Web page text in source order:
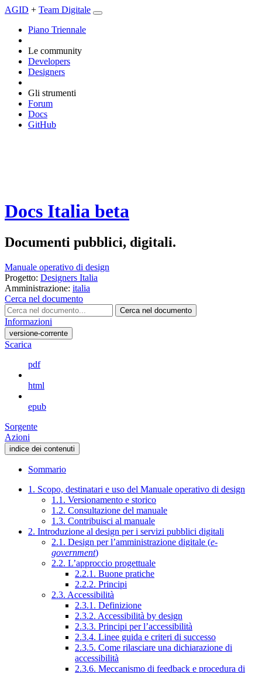
AGID + Team Digitale
Piano Triennale
Le community
Developers
Designers
Gli strumenti
Forum
Docs
GitHub
Docs Italia beta
Documenti pubblici, digitali.
Manuale operativo di design
Progetto: Designers Italia
Amministrazione: italia
Cerca nel documento
Cerca nel documento
Informazioni
versione-corrente
Scarica
pdf
html
epub
Sorgente
Azioni
indice dei contenuti
Sommario
1. Scopo, destinatari e uso del Manuale operativo di design
1.1. Versionamento e storico
1.2. Consultazione del manuale
1.3. Contribuisci al manuale
2. Introduzione al design per i servizi pubblici digitali
2.1. Design per l’amministrazione digitale (e-
government)
2.2. L’approccio progettuale
2.2.1. Buone pratiche
2.2.2. Principi
2.3. Accessibilità
2.3.1. Definizione
2.3.2. Accessibilità by design
2.3.3. Principi per l’accessibilità
2.3.4. Linee guida e criteri di successo
2.3.5. Come rilasciare una dichiarazione di
accessibilità
2.3.6. Meccanismo di feedback e procedura di